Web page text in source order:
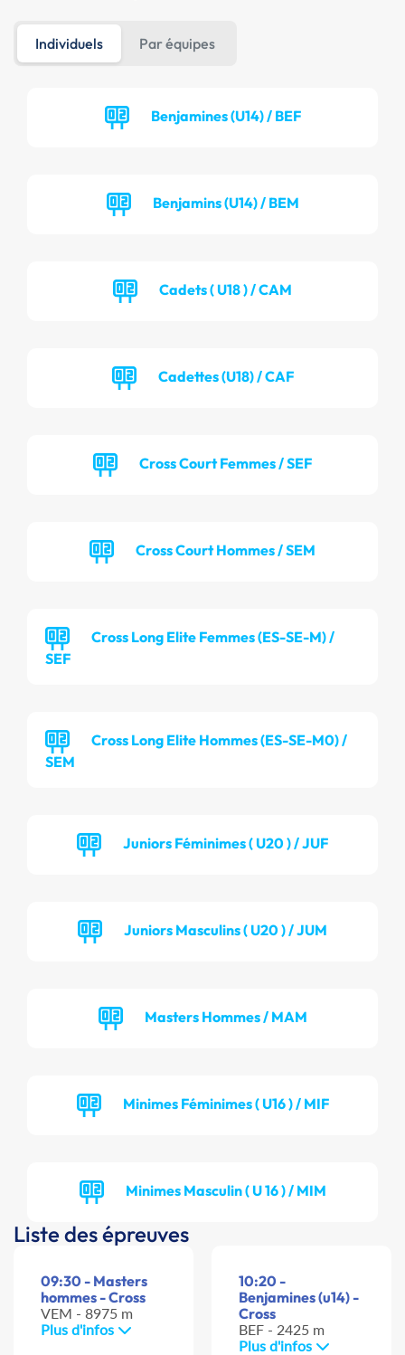
Individuels Par équipes
Benjamines (U14) / BEF
Benjamins (U14) / BEM
Cadets ( U18 ) / CAM
Cadettes (U18) / CAF
Cross Court Femmes / SEF
Cross Court Hommes / SEM
Cross Long Elite Femmes (ES-SE-M) /
SEF
Cross Long Elite Hommes (ES-SE-M0) /
SEM
Juniors Féminimes ( U20 ) / JUF
Juniors Masculins ( U20 ) / JUM
Masters Hommes / MAM
Minimes Féminimes ( U16 ) / MIF
Minimes Masculin ( U 16 ) / MIM
Liste des épreuves
09:30 - Masters
hommes - Cross
VEM - 8975 m
Plus d'infos
10:20 -
Benjamines (u14) -
Cross
BEF - 2425 m
Plus d'infos